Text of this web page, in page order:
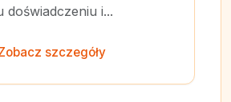
doświadczeniu i...
szczegóły